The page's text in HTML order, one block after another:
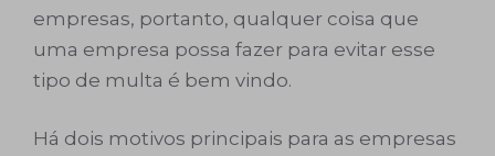
empresas, portanto, qualquer coisa que
uma empresa possa fazer para evitar esse
tipo de multa é bem vindo.
Há dois motivos principais para as empresas